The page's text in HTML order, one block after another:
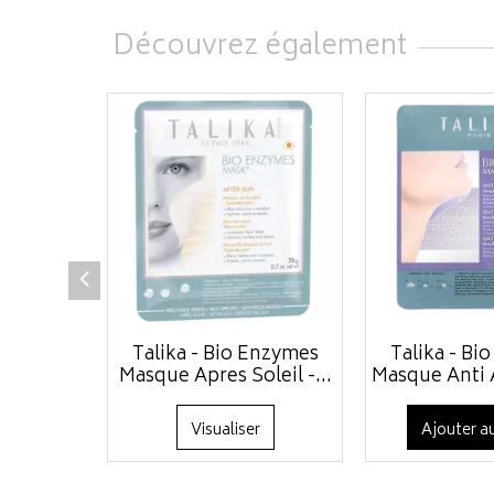
Découvrez également
Talika - Bio Enzymes
Masque Apres Soleil -...
Visualiser
Talika -
Masque Anti
Ajouter